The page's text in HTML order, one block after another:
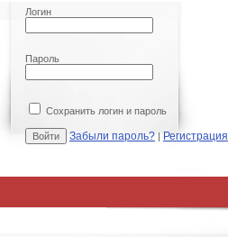
Логин
Пароль
Сохранить логин и пароль
Забыли пароль? | Регистрация